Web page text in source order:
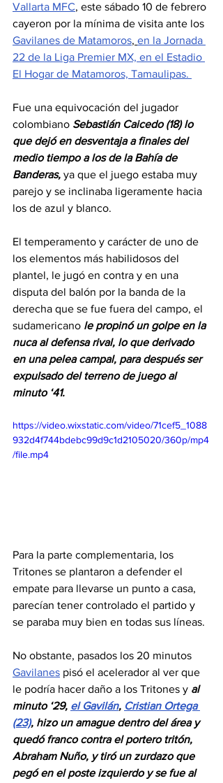
Vallarta MFC, este sábado 10 de febrero
cayeron por la mínima de visita ante los
Gavilanes de Matamoros, en la Jornada
22 de la Liga Premier MX, en el Estadio
El Hogar de Matamoros, Tamaulipas.
Fue una equivocación del jugador
colombiano Sebastián Caicedo (18) lo
que dejó en desventaja a finales del
medio tiempo a los de la Bahía de
Banderas, ya que el juego estaba muy
parejo y se inclinaba ligeramente hacia
los de azul y blanco.
El temperamento y carácter de uno de
los elementos más habilidosos del
plantel, le jugó en contra y en una
disputa del balón por la banda de la
derecha que se fue fuera del campo, el
sudamericano le propinó un golpe en la
nuca al defensa rival, lo que derivado
en una pelea campal, para después ser
expulsado del terreno de juego al
minuto ‘41.
https://video.wixstatic.com/video/71cef5_1088
932d4f744bdebc99d9c1d2105020/360p/mp4
/file.mp4
Para la parte complementaria, los
Tritones se plantaron a defender el
empate para llevarse un punto a casa,
parecían tener controlado el partido y
se paraba muy bien en todas sus líneas.
No obstante, pasados los 20 minutos
Gavilanes pisó el acelerador al ver que
le podría hacer daño a los Tritones y al
minuto ‘29, el Gavilán, Cristian Ortega
(23), hizo un amague dentro del área y
quedó franco contra el portero tritón,
Abraham Nuño, y tiró un zurdazo que
pegó en el poste izquierdo y se fue al